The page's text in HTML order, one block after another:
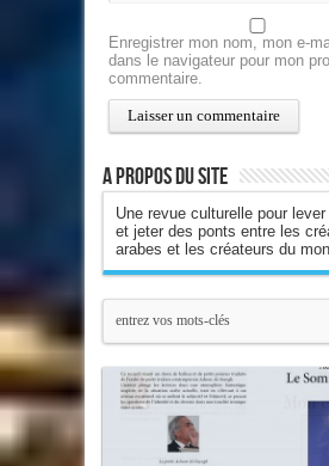
Enregistrer mon nom, mon e-
dans le navigateur pour mon
commentaire.
A propos du site
Une revue culturelle pour
et jeter des ponts entre les
arabes et les créateurs du